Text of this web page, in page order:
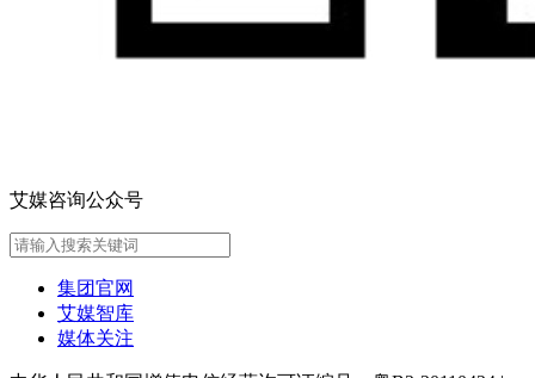
艾媒咨询公众号
集团官网
艾媒智库
媒体关注